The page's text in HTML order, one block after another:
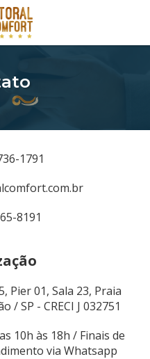
1791
8191
Pier 01, Sala 23, Praia
/ SP - CRECI J 032751
10h às 18h / Finais de
via Whatsapp